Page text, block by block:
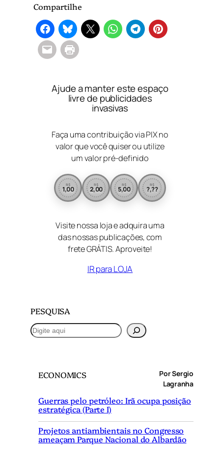
Compartilhe
Ajude a manter este espaço
livre de publicidades
invasivas
Faça uma contribuição via PIX no
valor que você quiser ou utilize
um valor pré-definido
R$
1,00
R$
2,00
R$
5,00
R$
?,??
Visite nossa loja e adquira uma
das nossas publicações, com
frete GRÁTIS. Aproveite!
IR para LOJA
PESQUISA
P
e
ECONOMICS
Por Sergio
Lagranha
Guerras pelo petróleo: Irã ocupa posição
estratégica (Parte I)
Projetos antiambientais no Congresso
ameaçam Parque Nacional do Albardão